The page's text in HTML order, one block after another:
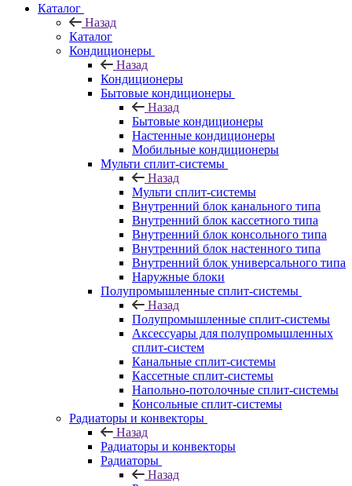
Каталог
Назад
Каталог
Кондиционеры
Назад
Кондиционеры
Бытовые кондиционеры
Назад
Бытовые кондиционеры
Настенные кондиционеры
Мобильные кондиционеры
Мульти сплит-системы
Назад
Мульти сплит-системы
Внутренний блок канального типа
Внутренний блок кассетного типа
Внутренний блок консольного типа
Внутренний блок настенного типа
Внутренний блок универсального типа
Наружные блоки
Полупромышленные сплит-системы
Назад
Полупромышленные сплит-системы
Аксессуары для полупромышленных
сплит-систем
Канальные сплит-системы
Кассетные сплит-системы
Напольно-потолочные сплит-системы
Консольные сплит-системы
Радиаторы и конвекторы
Назад
Радиаторы и конвекторы
Радиаторы
Назад